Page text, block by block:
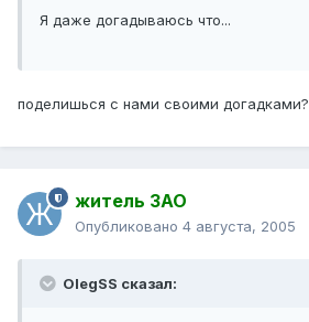
Я даже догадываюсь что...
поделишься с нами своими догадками?
житель ЗАО
Опубликовано 4 августа, 2005
OlegSS сказал: